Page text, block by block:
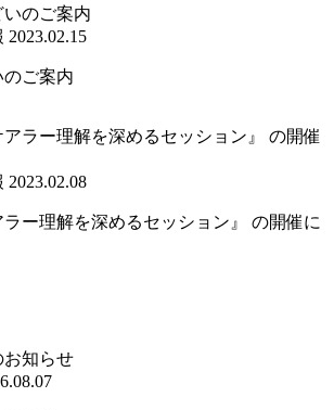
2023.02.15
のご案内
2023.02.08
ラー理解を深めるセッション』 の開催に